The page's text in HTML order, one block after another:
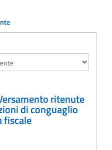
ritenute
di conguaglio
fiscale